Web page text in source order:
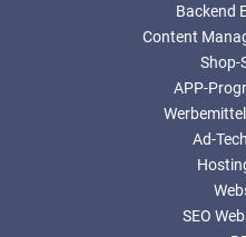
Backend
Content
Shop-
APP-
Ad-
SEO